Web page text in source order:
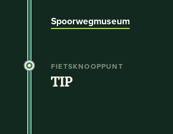
Spoorwegmuseum
FIETSKNOOPPUNT
TIP